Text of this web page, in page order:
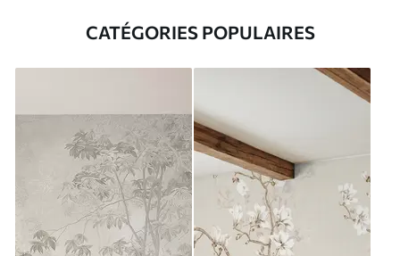
CATÉGORIES POPULAIRES